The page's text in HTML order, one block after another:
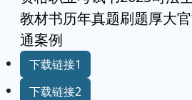
教材书历年真题刷题厚大
通案例
下载链接1
下载链接2